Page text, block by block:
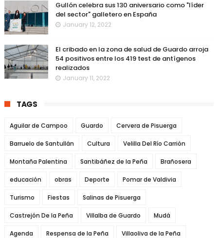
Gullón celebra sus 130 aniversario como "líder
del sector" galletero en España
January 12, 2022
El cribado en la zona de salud de Guardo arroja
54 positivos entre los 419 test de antígenos
realizados
January 11, 2022
TAGS
Aguilar de Campoo Guardo Cervera de Pisuerga
Barruelo de Santullán Cultura Velilla Del Río Carrión
Montaña Palentina Santibáñez de la Peña Brañosera
educación obras Deporte Pomar de Valdivia
Turismo Fiestas Salinas de Pisuerga
Castrejón De la Peña Villalba de Guardo Mudá
Agenda Respensa de la Peña Villaoliva de la Peña